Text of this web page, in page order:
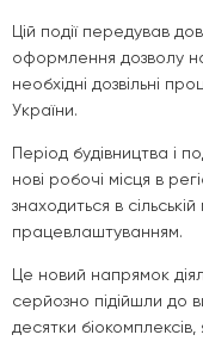
Цій події передував
оформлення дозволу
необхідні дозвільні
України.
Період будівництва і
нові робочі місця в
знаходиться в
працевлаштуванням.
Це новий напрямок
серйозно підійшли до
десятки